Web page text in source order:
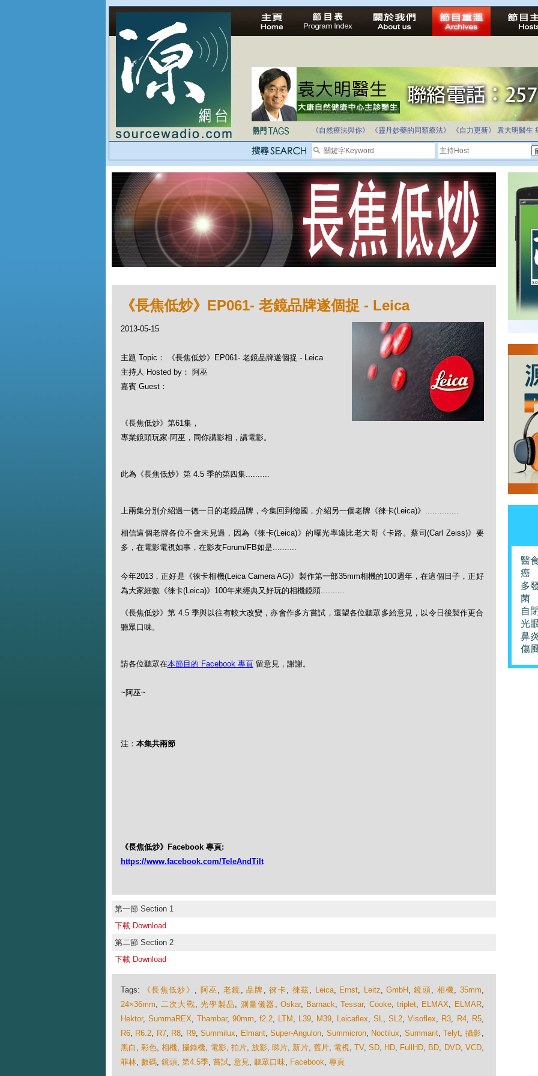
法治社會並不等同公正社會
自家教育合法化-推動多元化教育，全民學卷制
《自然療法與你》
《靈丹妙藥的同類療法》 《自力更新》 袁大明醫生
《長焦低炒》EP061- 老鏡品牌遂個捉 - Leica
2013-05-15
主題 Topic： 《長焦低炒》EP061- 老鏡品牌遂個捉 - Leica
主持人 Hosted by： 阿巫
嘉賓 Guest：
《長焦低炒》第61集，
專業鏡頭玩家-阿巫，同你講影相，講電影。
此為《長焦低炒》第 4.5 季的第四集..........
上兩集分別介紹過一德一日的老鏡品牌，今集回到德國，介紹另一個老牌《徠卡(Leica)》..............
相信這個老牌各位不會未見過，因為《徠卡(Leica)》的曝光率遠比老大哥《卡路。蔡司(Carl Zeiss)》要
多，在電影電視如事，在影友Forum/FB如是..........
今年2013，正好是《徠卡相機(Leica Camera AG)》製作第一部35mm相機的100週年，在這個日子，正好
為大家細數《徠卡(Leica)》100年來經典又好玩的相機鏡頭..........
《長焦低炒》第 4.5 季與以往有較大改變，亦會作多方嘗試，還望各位聽眾多給意見，以令日後製作更合
聽眾口味。
請各位聽眾在本節目的 Facebook 專頁留意見，謝謝。
~阿巫~
注： 本集共兩節
《長焦低炒》Facebook 專頁:
https://www.facebook.com/TeleAndTilt
第一節 Section 1
下載 Download
第二節 Section 2
下載 Download
Tags: 《長焦低炒》 , 阿巫 , 老鏡 ,品牌 ,徠卡, 徠茲, Leica, Ernst, Leitz, GmbH,鏡頭, 相機, 35mm,
24×36mm, 二次大戰,光學製品 , 測量儀器 , Oskar, Barnack,Tessar, Cooke,triplet, ELMAX, ELMAR,
Hektor, SummaREX, Thambar, 90mm, f2.2, LTM , L39, M39, Leicaflex,SL,SL2,Visoflex, R3, R4, R5,
R6, R6.2, R7, R8, R9, Summilux, Elmarit, Super-Angulon, Summicron, Noctilux, Summarit, Telyt, 攝影,
黑白 , 彩色, 相機,攝錄機, 電影, 拍片, 放影,睇片, 新片, 舊片, 電視,TV,SD, HD, FullHD, BD, DVD, VCD,
菲林, 數碼, 鏡頭, 第4.5季, 嘗試, 意見, 聽眾口味, Facebook, 專頁
醫
癌
多
菌
自
光
鼻
傷